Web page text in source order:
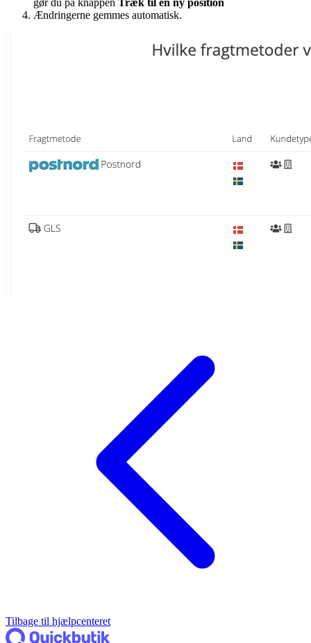
gør du på knappen Træk til en ny position
Ændringerne gemmes automatisk.
Tilbage til hjælpcenteret